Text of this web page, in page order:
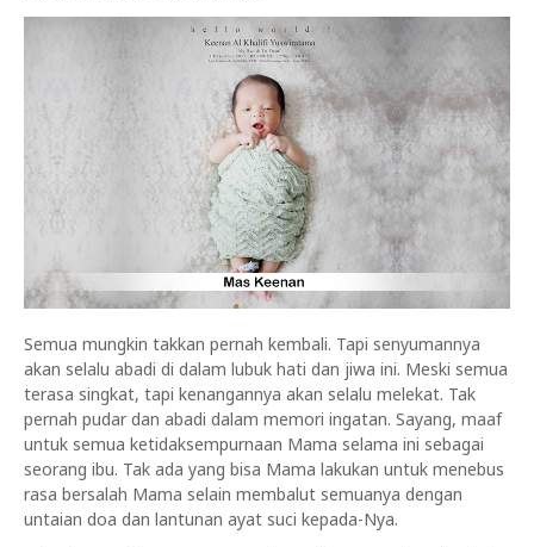
Semua mungkin takkan pernah kembali. Tapi senyumannya
akan selalu abadi di dalam lubuk hati dan jiwa ini. Meski semua
terasa singkat, tapi kenangannya akan selalu melekat. Tak
pernah pudar dan abadi dalam memori ingatan. Sayang, maaf
untuk semua ketidaksempurnaan Mama selama ini sebagai
seorang ibu. Tak ada yang bisa Mama lakukan untuk menebus
rasa bersalah Mama selain membalut semuanya dengan
untaian doa dan lantunan ayat suci kepada-Nya.